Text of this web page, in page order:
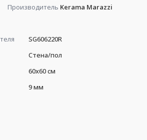
Производитель Kerama Marazzi
SG606220R
Стена/пол
60x60 см
9 мм